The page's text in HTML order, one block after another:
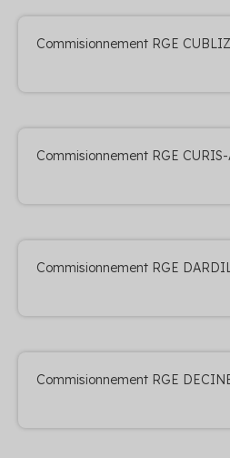
Commisionnement RGE
Commisionnement RGE
Commisionnement RGE
Commisionnement RGE